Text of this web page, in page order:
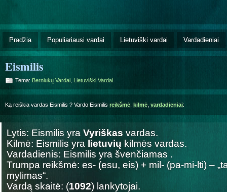
Pradžia Populiariausi vardai Lietuviški vardai Vardadieniai
Eismilis
Tema: Berniukų Vardai Lietuviški Vardai
Ką reiškia vardas Eismilis ? Vardo Eismilis reikšmė kilmė vardadieniai:
Lytis: Eismilis yra Vyriškas vardas.
Kilmė: Eismilis yra lietuvių kilmės vardas.
Vardadienis: Eismilis yra švenčiamas .
Trumpa reikšmė: es- (esu, eis) + mil- (pa-mi-lti) –
mylimas“.
Vardą skaitė: (1092) lankytojai.